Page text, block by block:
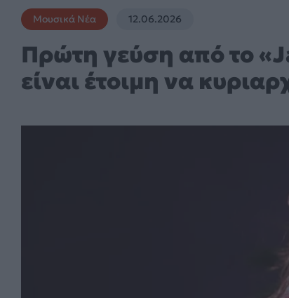
Μουσικά Νέα 12.06.2026
Πρώτη γεύση από το
είναι έτοιμη να